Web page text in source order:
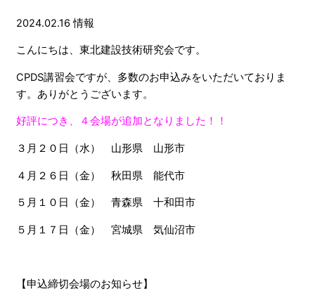
2024.02.16 情報
こんにちは、東北建設技術研究会です。
CPDS講習会ですが、多数のお申込みをいただいておりま
す。ありがとうございます。
好評につき、４会場が追加となりました！！
３月２０日（水） 山形県 山形市
４月２６日（金） 秋田県 能代市
５月１０日（金） 青森県 十和田市
５月１７日（金） 宮城県 気仙沼市
【申込締切会場のお知らせ】